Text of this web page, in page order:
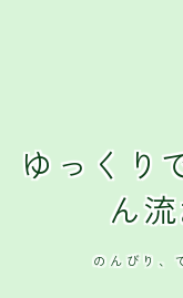
ゆっくり
ん
のんびり、